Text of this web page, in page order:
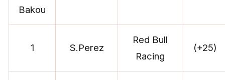
Bakou
1 S.Perez
Red Bull
Racing
(+25)